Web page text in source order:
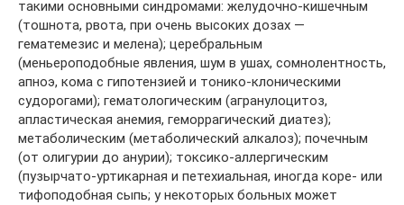
такими основными синдромами: желудочно-кишечным
(тошнота, рвота, при очень высоких дозах —
гематемезис и мелена); церебральным
(меньероподобные явления, шум в ушах, сомнолентность,
апноэ, кома с гипотензией и тонико-клоническими
судорогами); гематологическим (агранулоцитоз,
апластическая анемия, геморрагический диатез);
метаболическим (метаболический алкалоз); почечным
(от олигурии до анурии); токсико-аллергическим
(пузырчато-уртикарная и петехиальная, иногда коре- или
тифоподобная сыпь; у некоторых больных может